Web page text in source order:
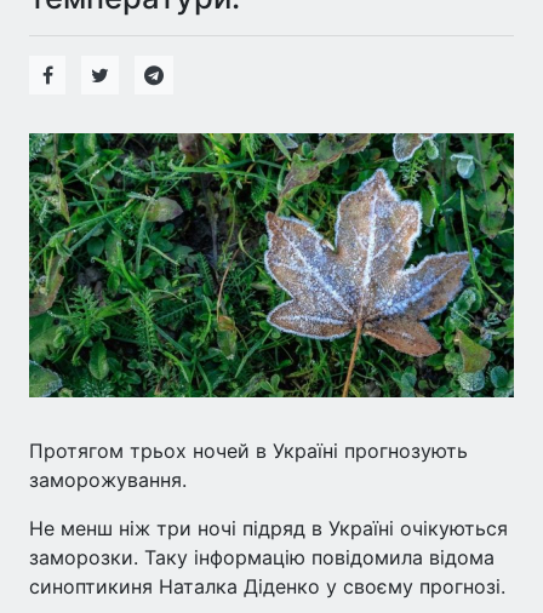
Протягом трьох ночей в Україні прогнозують
заморожування.
Не менш ніж три ночі підряд в Україні очікуються
заморозки. Таку інформацію повідомила відома
синоптикиня Наталка Діденко у своєму прогнозі.